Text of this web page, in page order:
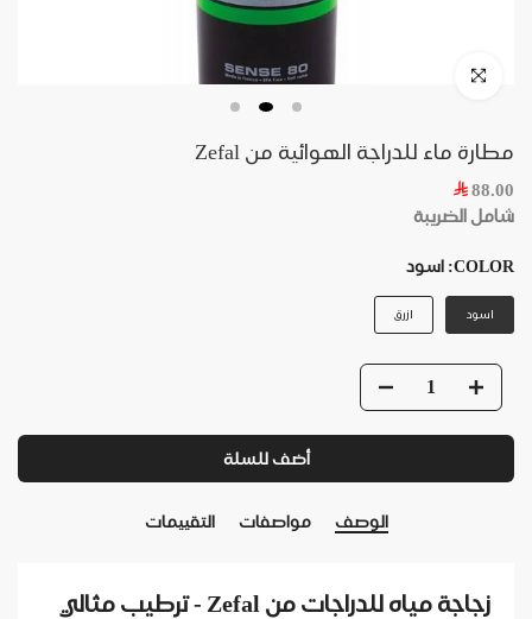
مطارة ماء للدراجة الهوائية من Zefal
88.00
شامل الضريبة
COLOR: اسود
اسود ازرق
أضف للسلة
الوصف مواصفات التقييمات
زجاجة مياه للدراجات من Zefal - ترطيب مثالي